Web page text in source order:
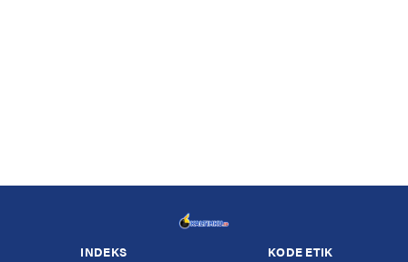
INDEKS KODE ETIK